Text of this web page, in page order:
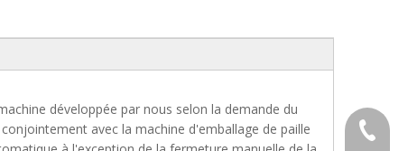
développée par nous selon la demande du
avec la machine d'emballage de paille
+ 86-